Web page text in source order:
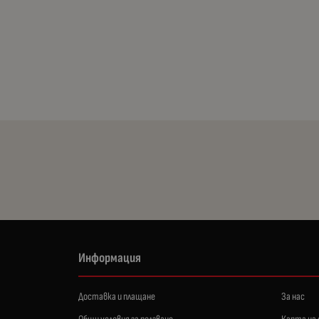
Информация
Доставка и плащане
За нас